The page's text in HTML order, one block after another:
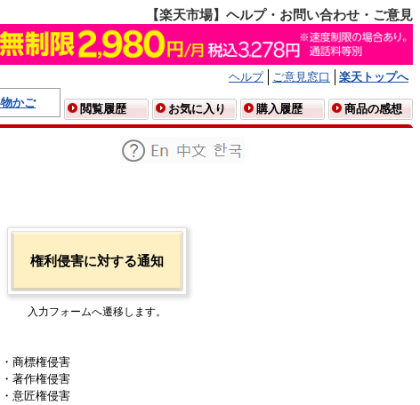
【楽天市場】ヘルプ・お問い合わせ・ご意見
ヘルプ ご意見窓口
楽天トップへ
かご
閲覧履歴 お気に入り 購入履歴 商品の感想
権利侵害に対する通知
入力フォームへ遷移します。
・商標権侵害
・著作権侵害
・意匠権侵害